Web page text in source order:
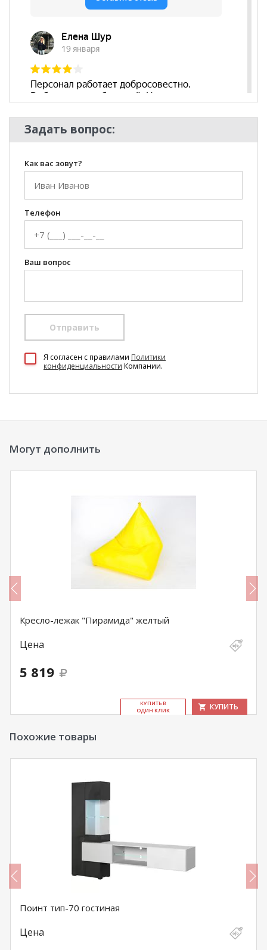
Гостиная
Задать вопрос:
Как вас зовут?
Телефон
Ваш вопрос
Отправить
Я согласен c правилами Политики
конфиденциальности Компании.
Могут дополнить
Кресло-лежак "Пирамида" желтый
Цена
5 819
КУ­ПИТЬ В
ОДИН КЛИК
КУПИТЬ
Похожие товары
Поинт тип-70 гостиная
Цена